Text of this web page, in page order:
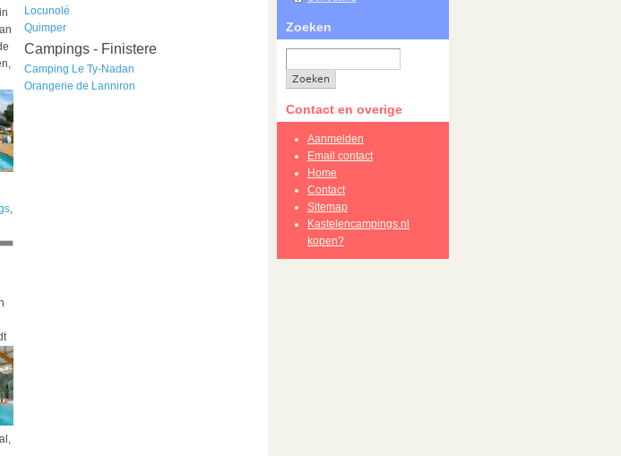
,
Locunolé
Quimper
Campings - Finistere
Camping Le Ty-Nadan
Orangerie de Lanniron
Zoeken
Contact en overige
Aanmelden
Email contact
Home
Contact
Sitemap
Kastelencampings.nl
kopen?